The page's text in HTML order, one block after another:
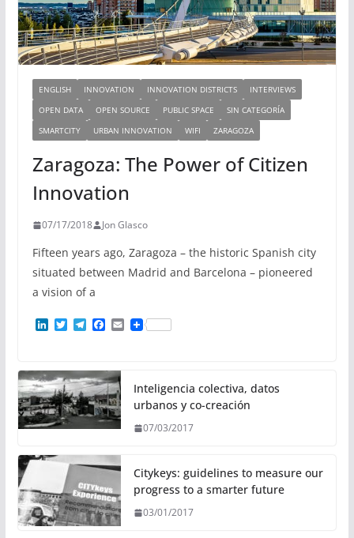
ENGLISH INNOVATION INNOVATION DISTRICTS
INTERVIEWS
OPEN DATA
OPEN SOURCE PUBLIC SPACE
SIN CATEGORÍA
SMARTCITY
URBAN INNOVATION WIFI ZARAGOZA
Zaragoza: The Power of Citizen
Innovation
07/17/2018 Jon Glasco
Fifteen years ago, Zaragoza – the historic Spanish city
situated between Madrid and Barcelona – pioneered
a vision of a
L
e
d
I
n
T
t
e
r
T
g
r
a
m
F
b
o
o
k
E
Inteligencia colectiva, datos
urbanos y co-creación
07/03/2017
Citykeys: guidelines to measure our
progress to a smarter future
03/01/2017